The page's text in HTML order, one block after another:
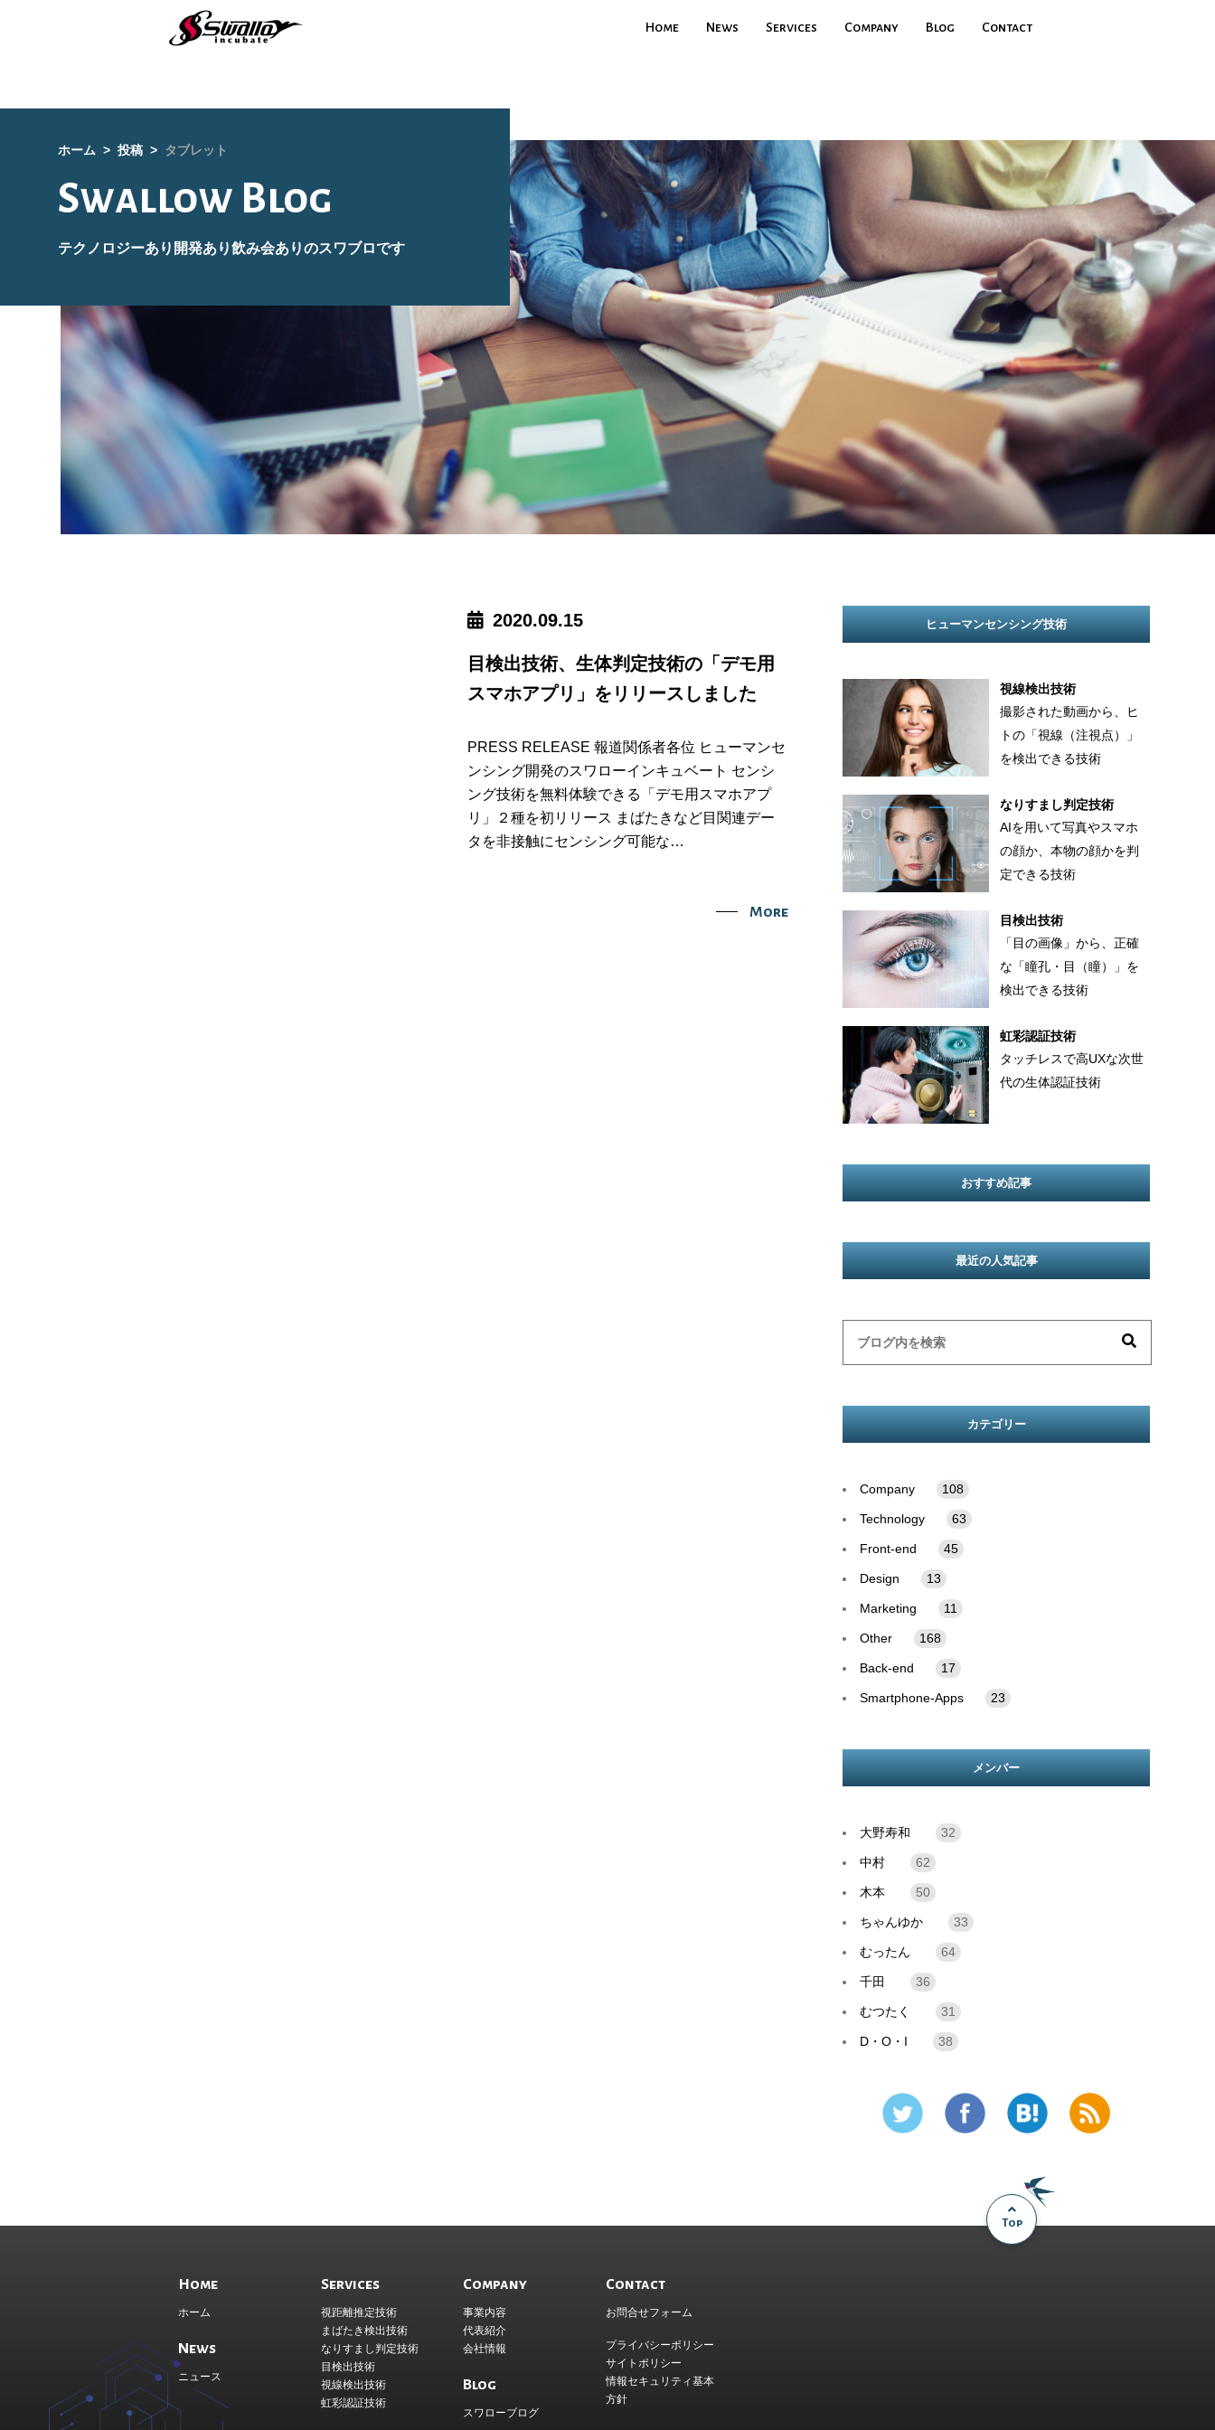
Home News Services Company Blog Contact
ホーム 投稿 タブレット
Swallow Blog
テクノロジーあり開発あり飲み会ありのスワブロです
2020.09.15
目検出技術、生体判定技術の「デモ用
スマホアプリ」をリリースしました
PRESS RELEASE 報道関係者各位 ヒューマンセ
ンシング開発のスワローインキュベート センシ
ング技術を無料体験できる「デモ用スマホアプ
リ」２種を初リリース まばたきなど目関連デー
タを非接触にセンシング可能な…
More
ヒューマンセンシング技術
視線検出技術
撮影された動画から、ヒ
トの「視線（注視点）」
を検出できる技術
なりすまし判定技術
AIを用いて写真やスマホ
の顔か、本物の顔かを判
定できる技術
目検出技術
「目の画像」から、正確
な「瞳孔・目（瞳）」を
検出できる技術
虹彩認証技術
タッチレスで高UXな次世
代の生体認証技術
おすすめ記事
最近の人気記事
カテゴリー
Company 108
Technology 63
Front-end 45
Design 13
Marketing 11
Other 168
Back-end 17
Smartphone-Apps 23
メンバー
大野寿和 32
中村 62
木本 50
ちゃんゆか 33
むったん 64
千田 36
むつたく 31
D・O・I 38
Top
Home
ホーム
News
ニュース
Services
視距離推定技術
まばたき検出技術
なりすまし判定技術
目検出技術
視線検出技術
虹彩認証技術
Company
事業内容
代表紹介
会社情報
Blog
スワローブログ
Contact
お問合せフォーム
プライバシーポリシー
サイトポリシー
情報セキュリティ基本
方針